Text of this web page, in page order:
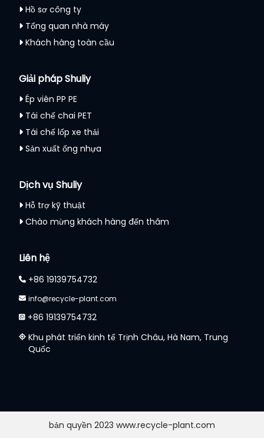
Hồ sơ công ty
Tổng quan nhà máy
Khách hàng toàn cầu
Giải pháp Shuliy
Ép viên PP PE
Tái chế chai PET
Tái chế lốp xe thải
Sản xuất ống nhựa
Dịch vụ Shuliy
Hỗ trợ kỹ thuật
Chào mừng khách hàng đến thăm
Liên hệ
+86 19139754732
info@recycle-plant.com
+86 19139754732
Khu phát triển kinh tế Trịnh Châu, Hà Nam, Trung
Quốc
bản quyền 2023 www.recycle-plant.com